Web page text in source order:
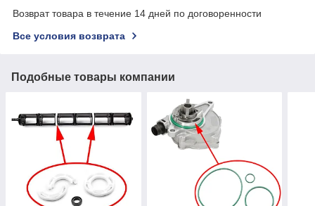
Возврат товара в течение 14 дней по договоренности
Все условия возврата
Подобные товары компании